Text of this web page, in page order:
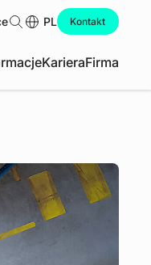
KarieraFirma
Szukaj
PL Kontakt